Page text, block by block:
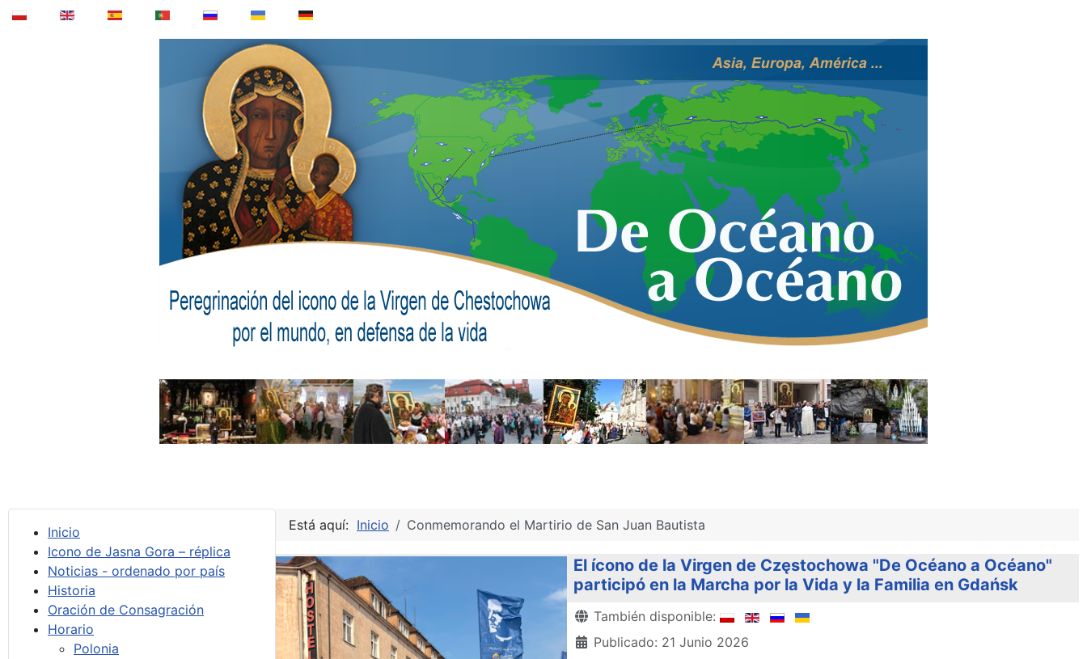
Inicio
Icono de Jasna Gora – réplica
Noticias - ordenado por país
Historia
Oración de Consagración
Horario
Polonia
Está aquí: Inicio Conmemorando el Martirio de San Juan Bautista
El ícono de la Virgen de Częstochowa "De Océano a Océano"
participó en la Marcha por la Vida y la Familia en Gdańsk
Detalles
También disponible:
Publicado: 21 Junio 2026